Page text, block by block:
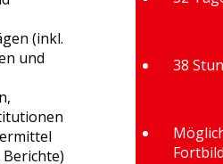
(inkl.
und
38